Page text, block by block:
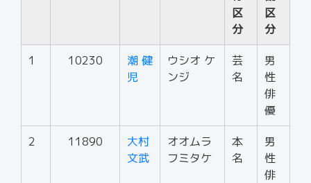
区
分
区
分
1 10230
潮 健
児
ウシオ ケ
ンジ
芸
名
男
性
俳
優
2 11890
大村
文武
オオムラ
フミタケ
本
名
男
性
俳